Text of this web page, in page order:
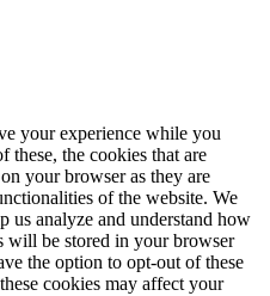
your experience while you
these, the cookies that are
your browser as they are
of the website. We
us analyze and understand how
will be stored in your browser
the option to opt-out of these
cookies may affect your